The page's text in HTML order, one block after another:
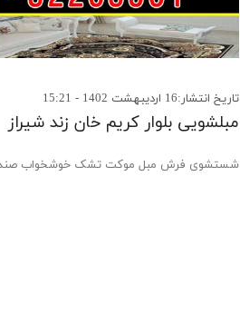
تاریخ انتشار:16 اردیبهشت 1402 - 15:21
مبلشویی بلوار کریم خان زند شیراز
شستشوی فرش مبل موکت تشک خوشخواب